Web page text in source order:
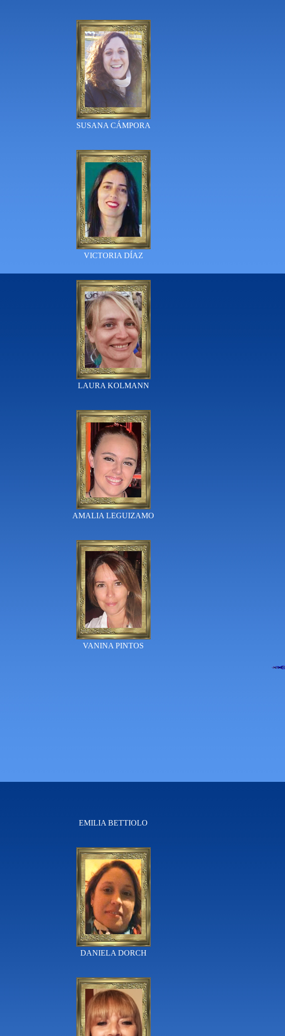
SUSANA CÁMPORA
VICTORIA DÍAZ
LAURA KOLMANN
AMALIA LEGUIZAMO
VANINA PINTOS
EMILIA BETTIOLO
DANIELA DORCH